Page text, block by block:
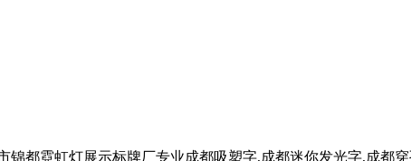
都霓虹灯展示标牌厂专业成都吸塑字,成都迷你发光字,成都穿